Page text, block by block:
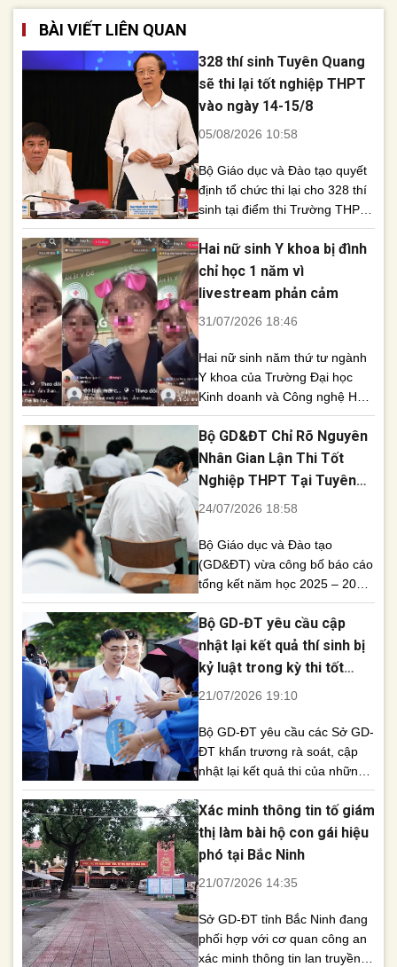
BÀI VIẾT LIÊN QUAN
328 thí sinh Tuyên Quang
sẽ thi lại tốt nghiệp THPT
vào ngày 14-15/8
05/08/2026 10:58
Bộ Giáo dục và Đào tạo quyết
định tổ chức thi lại cho 328 thí
sinh tại điểm thi Trường THPT
Chuyên Tuyên Quang vào
ngày 14-15/8 nhằm bảo đảm
công bằng. Kết quả kỳ thi trước
sẽ bị hủy và không được sử
tuyển sinh đại học. Bộ [...]
Hai nữ sinh Y khoa bị đình
chỉ học 1 năm vì
livestream phản cảm
31/07/2026 18:46
Hai nữ sinh năm thứ tư ngành
Y khoa của Trường Đại học
Kinh doanh và Công nghệ Hà
Nội bị đình chỉ học một năm
sau khi livestream tại bệnh viện
với những lời lẽ phản cảm, gây
bức xúc trong dư luận. Hai nữ
Đại học Kinh [...]
Bộ GD&ĐT Chỉ Rõ Nguyên
Nhân Gian Lận Thi Tốt
Nghiệp THPT Tại Tuyên
Quang, Quảng Trị
24/07/2026 18:58
Bộ Giáo dục và Đào tạo
(GD&ĐT) vừa công bố báo cáo
tổng kết năm học 2025 – 2026,
trong đó chỉ rõ nguyên nhân
dẫn đến các vụ vi phạm
nghiêm trọng quy chế thi tại hai
điểm thi ở Tuyên Quang và
cập việc sắp xếp lại [...]
Bộ GD-ĐT yêu cầu cập
nhật lại kết quả thí sinh bị
kỷ luật trong kỳ thi tốt
nghiệp THPT
21/07/2026 19:10
Bộ GD-ĐT yêu cầu các Sở GD-
ĐT khẩn trương rà soát, cập
nhật lại kết quả thi của những
thí sinh bị kỷ luật dẫn đến thay
đổi điểm thi, đồng thời hoàn
thiện dữ liệu tuyển sinh trên Hệ
thống hỗ trợ tuyển sinh chung
dục và Đào [...]
Xác minh thông tin tố giám
thị làm bài hộ con gái hiệu
phó tại Bắc Ninh
21/07/2026 14:35
Sở GD-ĐT tỉnh Bắc Ninh đang
phối hợp với cơ quan công an
xác minh thông tin lan truyền